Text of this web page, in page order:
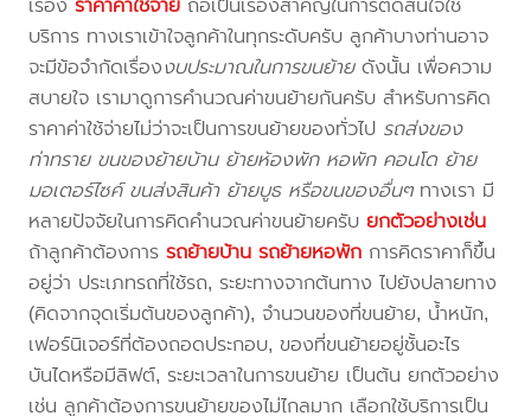
บริการ ทางเราเข้าใจลูกค้าในทุกระดับครับ ลูกค้าบางท่านอาจ
จะมีข้อจำกัดเรื่องงบประมาณในการขนย้ายดังนั้น เพื่อความ
สบายใจ เรามาดูการคำนวณค่าขนย้ายกันครับ สำหรับการคิด
ราคาค่าใช้จ่ายไม่ว่าจะเป็นการขนย้ายของทั่วไป รถส่งของ
ท่าทราย ขนของย้ายบ้าน ย้ายห้องพัก หอพัก คอนโด ย้าย
มอเตอร์ไซค์ ขนส่งสินค้า ย้ายบูธ หรือขนของอื่นๆทางเรา มี
หลายปัจจัยในการคิดคำนวณค่าขนย้ายครับยกตัวอย่างเช่น
ถ้าลูกค้าต้องการรถย้ายบ้าน รถย้ายหอพัก การคิดราคาก็ขึ้น
อยู่ว่า ประเภทรถที่ใช้รถ, ระยะทางจากต้นทาง ไปยังปลายทาง
(คิดจากจุดเริ่มต้นของลูกค้า), จำนวนของที่ขนย้าย, น้ำหนัก,
เฟอร์นิเจอร์ที่ต้องถอดประกอบ, ของที่ขนย้ายอยู่ชั้นอะไร
บันไดหรือมีลิฟต์, ระยะเวลาในการขนย้าย เป็นต้น ยกตัวอย่าง
เช่น ลูกค้าต้องการขนย้ายของไม่ไกลมาก เลือกใช้บริการเป็น